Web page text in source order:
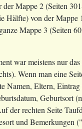
Mappe 2 (Seiten
Hälfte) von der Mappe
Mappe 3 (Seiten
war meistens nur
Wenn man eine
Namen, Eltern,
Geburtsort
der rechten Seite
und Bemerkungen